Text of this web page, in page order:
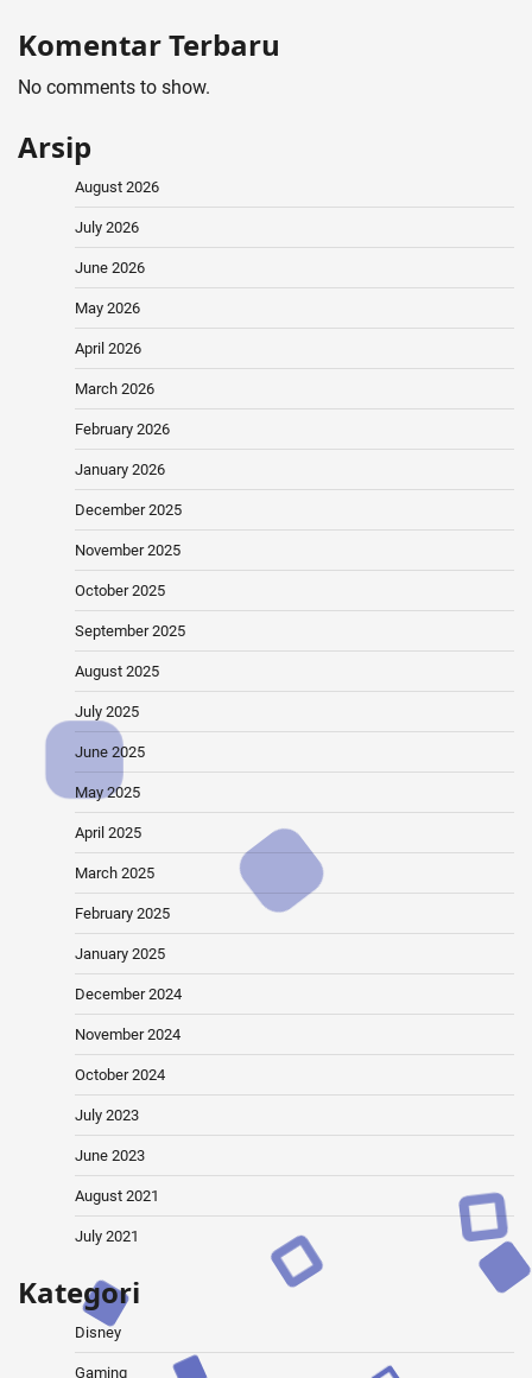
Komentar Terbaru
No comments to show.
Arsip
August 2026
July 2026
June 2026
May 2026
April 2026
March 2026
February 2026
January 2026
December 2025
November 2025
October 2025
September 2025
August 2025
July 2025
June 2025
May 2025
April 2025
March 2025
February 2025
January 2025
December 2024
November 2024
October 2024
July 2023
June 2023
August 2021
July 2021
Kategori
Disney
Gaming